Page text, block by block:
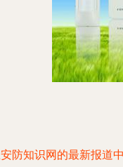
防知识网的最新报道